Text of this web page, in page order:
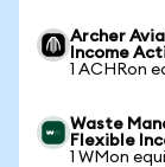
Archer
Income
1 ACHRon
Waste
Flexible
1 WMon